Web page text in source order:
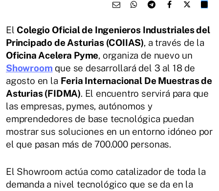
El Colegio Oficial de Ingenieros Industriales del
Principado de Asturias (COIIAS), a través de la
Oficina Acelera Pyme, organiza de nuevo un
Showroom que se desarrollará del 3 al 18 de
agosto en la Feria Internacional De Muestras de
Asturias (FIDMA). El encuentro servirá para que
las empresas, pymes, autónomos y
emprendedores de base tecnológica puedan
mostrar sus soluciones en un entorno idóneo por
el que pasan más de 700.000 personas.
El Showroom actúa como catalizador de toda la
demanda a nivel tecnológico que se da en la